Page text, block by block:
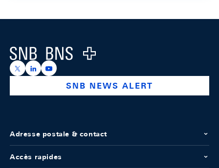
Logo
https://x.com/snb_bns
https://ch.linkedin.com/company/swiss-national-
https://www.youtube.com/@swissnationalbank
SNB NEWS ALERT
Adresse postale & contact
Accès rapides